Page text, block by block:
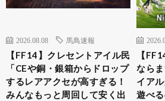
2026.08.08 馬鳥速報
【FF14】クレセントアイル民
「CEや銅・銀箱からドロップ
するレアアクセが高すぎる！
みんなもっと周回して安く出
【
なら
イア
遊べ